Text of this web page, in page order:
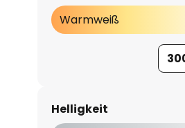
Warmweiß
Helligkeit